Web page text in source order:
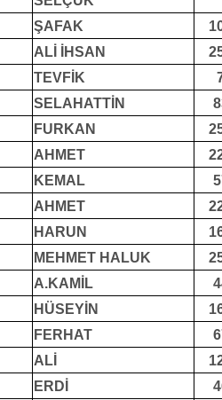
ŞAFAK
ALİ İHSAN
TEVFİK
SELAHATTİN
FURKAN
AHMET
KEMAL
AHMET
HARUN
MEHMET HALUK
A.KAMİL
HÜSEYİN
FERHAT
ALİ
ERDİ